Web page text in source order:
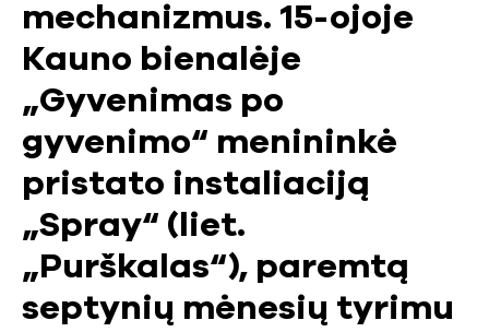
mechanizmus. 15-ojoje
Kauno bienalėje
„Gyvenimas po
gyvenimo“ menininkė
pristato instaliaciją
„Spray“ (liet.
„Purškalas“), paremtą
septynių mėnesių tyrimu